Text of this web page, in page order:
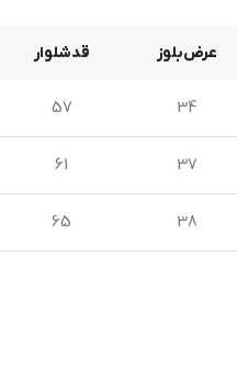
عرض‌بلوز قدشلوار
34
57
37
61
38
65